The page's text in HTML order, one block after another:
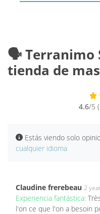
🗣️ Terranimo
tienda de
4.6/5
Estás viendo solo
cualquier idioma
Claudine frerebeau 2
Experiencia fantástica:
l'on ce que l'on a besoin